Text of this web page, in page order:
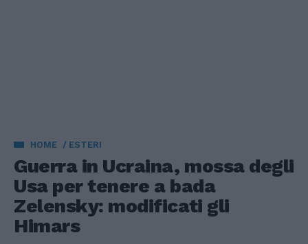
HOME ESTERI
Guerra in Ucraina, mossa degli
Usa per tenere a bada
Zelensky: modificati gli
Himars